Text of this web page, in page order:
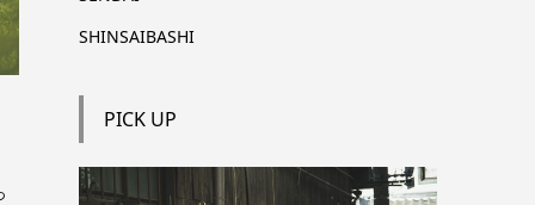
SHINSAIBASHI
PICK UP